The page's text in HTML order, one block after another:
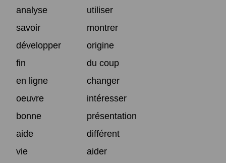
analyse
utiliser
savoir
montrer
développer
origine
fin
du coup
en ligne
changer
oeuvre
intéresser
bonne
présentation
aide
différent
vie
aider